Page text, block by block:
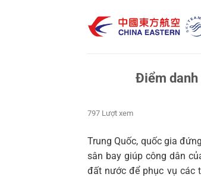
Điểm danh
797 Lượt xem
Trung Quốc, quốc gia
sân bay giúp công dân
đất nước để phục vụ các